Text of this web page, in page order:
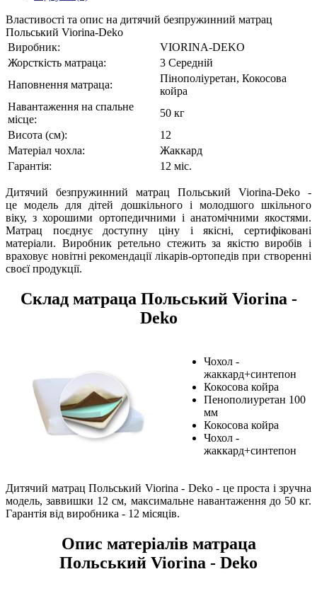
Властивості та опис на дитячий безпружинний матрац
Польський Viorina-Deko
Виробник:
VIORINA-DEKO
Жорсткість матраца:
3 Середній
Наповнення матраца:
Пінополіуретан, Кокосова
койра
Навантаження на спальне
місце:
50 кг
Висота (см):
12
Матеріал чохла:
Жаккард
Гарантія:
12 міс.
Дитячий безпружинний матрац Польський Viorina-Deko -
цемодель для дітей дошкільного і молодшого шкільного
віку,з хорошими ортопедичними і анатомічними якостями.
Матрац поєднує доступну ціну і якісні, сертифіковані
матеріали. Виробник ретельно стежить за якістю виробів і
враховує новітні рекомендації лікарів-ортопедів при створенні
своєї продукції.
Склад матраца Польський Viorina -
Deko
Чохол -
жаккард+синтепон
Кокосова койра
Пенополиуретан 100
мм
Кокосова койра
Чохол -
жаккард+синтепон
Дитячий матрац Польський Viorina - Deko - це проста і зручна
модель, заввишки 12 см, максимальне навантаження до 50 кг.
Гарантія від виробника - 12 місяців.
Опис матеріалів матраца
Польський Viorina - Deko